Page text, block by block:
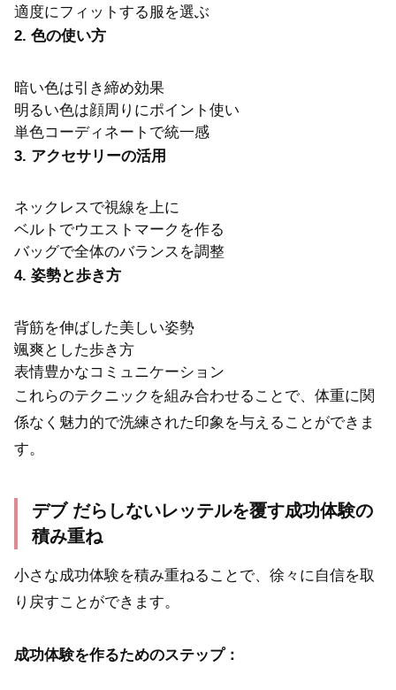
適度にフィットする服を選ぶ
2. 色の使い方
暗い色は引き締め効果
明るい色は顔周りにポイント使い
単色コーディネートで統一感
3. アクセサリーの活用
ネックレスで視線を上に
ベルトでウエストマークを作る
バッグで全体のバランスを調整
4. 姿勢と歩き方
背筋を伸ばした美しい姿勢
颯爽とした歩き方
表情豊かなコミュニケーション
これらのテクニックを組み合わせることで、体重に関
係なく魅力的で洗練された印象を与えることができま
す。
デブ だらしないレッテルを覆す成功体験の
積み重ね
小さな成功体験を積み重ねることで、徐々に自信を取
り戻すことができます。
成功体験を作るためのステップ：